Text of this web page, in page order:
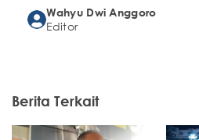
Wahyu Dwi Anggoro
Editor
Berita Terkait